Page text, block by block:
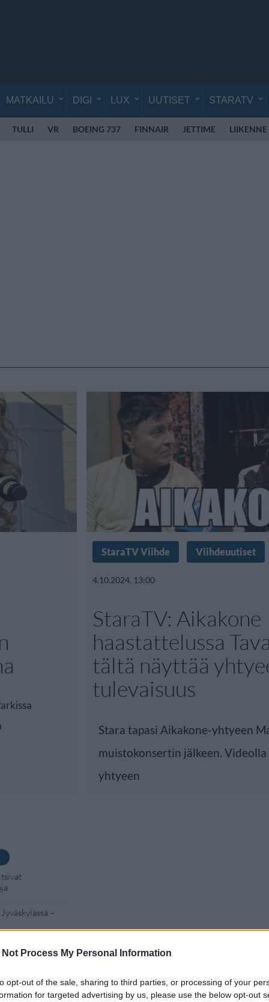
Not Process My Personal Information
opt-out of the sale, sharing to third parties, or processing of your
for targeted advertising by us, please use the below opt-out
MATKAILU DIGI LUX UUTISET STARATV
TULLI VR BOEING 737 FINNAIR JETTIME LIIKENNE
StaraTV Viihde Viihdeuutiset
4.10.2024, 13:00
StaraTV: Aikakone
haastattelussa
tältä näyttää
tulevaisuus
Stara tapasi Aikakone-yhtyeen
muistokonsertin jälkeen.
yhtyeen
–
vuoksi
hurja